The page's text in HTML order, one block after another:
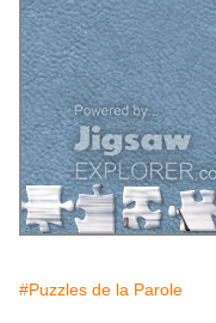
#Puzzles de la Parole